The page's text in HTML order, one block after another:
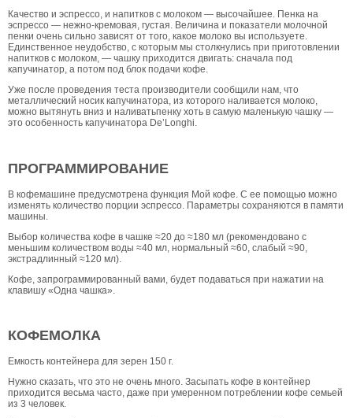
Качество и эспрессо, и напитков с молоком — высочайшее. Пенка на
эспрессо — нежно-кремовая, густая. Величина и показатели молочной
пенки очень сильно зависят от того, какое молоко вы используете.
Единственное неудобство, с которым мы столкнулись при приготовлении
напитков с молоком, — чашку приходится двигать: сначала под
капучинатор, а потом под блок подачи кофе.
Уже после проведения теста производители сообщили нам, что
металлический носик капучинатора, из которого наливается молоко,
можно вытянуть вниз и наливатьпенку хоть в самую маленькую чашку —
это особенность капучинатора De’Longhi.
ПРОГРАММИРОВАНИЕ
В кофемашине предусмотрена функция Мой кофе. С ее помощью можно
изменять количество порции эспрессо. Параметры сохраняются в памяти
машины.
Выбор количества кофе в чашке ≈20 до ≈180 мл (рекомендовано с
меньшим количеством воды ≈40 мл, нормальный ≈60, слабый ≈90,
экстрадлинный ≈120 мл).
Кофе, запрограммированный вами, будет подаваться при нажатии на
клавишу «Одна чашка».
КОФЕМОЛКА
Емкость контейнера для зерен 150 г.
Нужно сказать, что это не очень много. Засыпать кофе в контейнер
приходится весьма часто, даже при умеренном потреблении кофе семьей
из 3 человек.